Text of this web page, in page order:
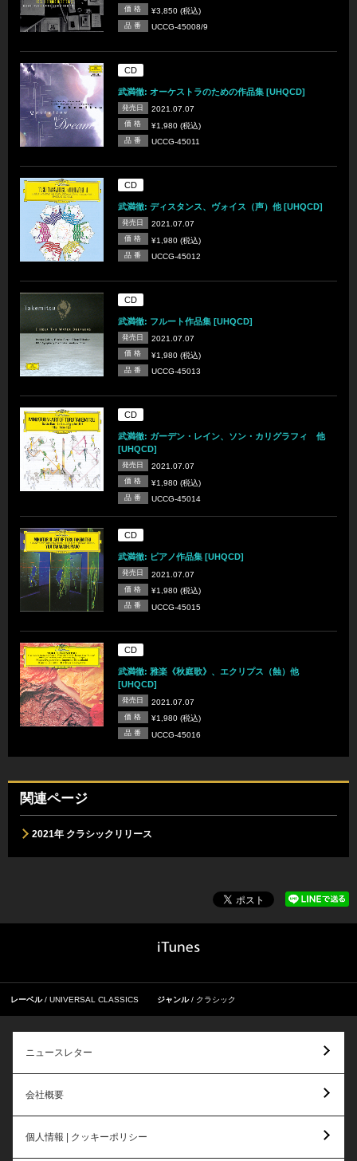
価 格 ¥3,850 (税込)
品 番 UCCG-45008/9
CD
武満徹: オーケストラのための作品集 [UHQCD]
発売日 2021.07.07
価 格 ¥1,980 (税込)
品 番 UCCG-45011
CD
武満徹: ディスタンス、ヴォイス（声）他 [UHQCD]
発売日 2021.07.07
価 格 ¥1,980 (税込)
品 番 UCCG-45012
CD
武満徹: フルート作品集 [UHQCD]
発売日 2021.07.07
価 格 ¥1,980 (税込)
品 番 UCCG-45013
CD
武満徹: ガーデン・レイン、ソン・カリグラフィ 他
[UHQCD]
発売日 2021.07.07
価 格 ¥1,980 (税込)
品 番 UCCG-45014
CD
武満徹: ピアノ作品集 [UHQCD]
発売日 2021.07.07
価 格 ¥1,980 (税込)
品 番 UCCG-45015
CD
武満徹: 雅楽《秋庭歌》、エクリプス（蝕）他
[UHQCD]
発売日 2021.07.07
価 格 ¥1,980 (税込)
品 番 UCCG-45016
関連ページ
2021年 クラシックリリース
レーベル UNIVERSAL CLASSICS ジャンル クラシック
ニュースレター
会社概要
個人情報 | クッキーポリシー